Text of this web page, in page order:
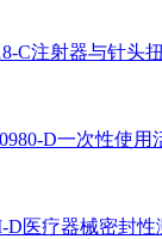
C注射器与针头
D一次性使用
D医疗器械密封性